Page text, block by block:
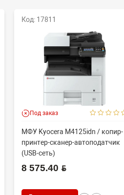
Код: 17811
Под заказ
МФУ Kyocera M4125idn / копир-
принтер-сканер-автоподатчик
(USB-сеть)
8 575.40 BYN